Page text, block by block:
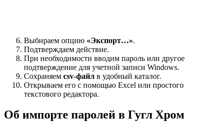
Выбираем опцию «Экспорт…».
Подтверждаем действие.
При необходимости вводим пароль или другое
подтверждение для учетной записи Windows.
Сохраняем csv-файл в удобный каталог.
Открываем его с помощью Excel или простого
текстового редактора.
Об импорте паролей в Гугл Хром